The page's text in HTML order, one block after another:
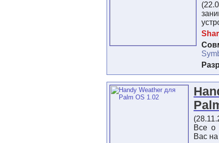
Все о
Вас